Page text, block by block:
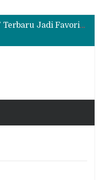
Promo Servis Mitsubishi Agustus 2026, Ada Diskon ESP dan Bodi & Cat Kilau Merdeka
Suzuki XL7 Terbaru Jadi Favorit Test Drive di GIIAS 2026, Ini Fitur yang Paling Dipuji
Promo Servis Mitsubishi Agustus 2026, Ada Diskon ESP dan Bodi & Cat Kilau Merdeka